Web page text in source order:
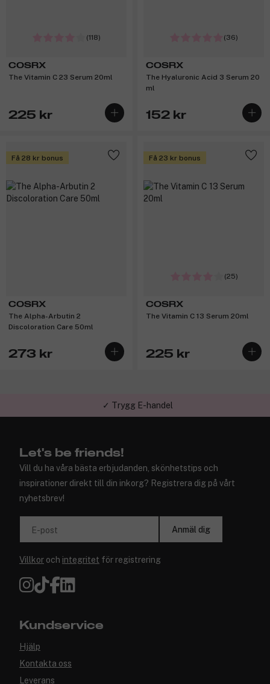
(118)
COSRX
The Vitamin C 23 Serum 20ml
225 kr
(36)
COSRX
The Hyaluronic Acid 3 Serum 20
ml
152 kr
Få 28 kr bonus
COSRX
The Alpha-Arbutin 2
Discoloration Care 50ml
273 kr
Få 23 kr bonus
(25)
COSRX
The Vitamin C 13 Serum 20ml
225 kr
✓ Trygg E-handel
Let's be friends!
Vill du ha våra bästa erbjudanden, skönhetstips och
inspirationer direkt till din inkorg? Registrera dig på vårt
nyhetsbrev!
E-post Anmäl dig
Villkor och integritet för registrering
Kundservice
Hjälp
Kontakta oss
Leverans